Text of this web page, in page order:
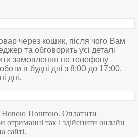
через кошик, після чого Вам
та обговорить усі деталі
замовлення по телефону
в будні дні з 8:00 до 17:00,
дні.
Новою Поштою. Оплатити
отриманні так і здійснити онлайн
сайті.